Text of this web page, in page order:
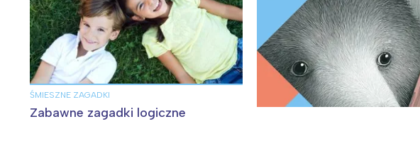
ŚMIESZNE ZAGADKI
Zabawne zagadki logiczne
Warszawa
Łódź
Trójmiasto
Poznań
Wrocław